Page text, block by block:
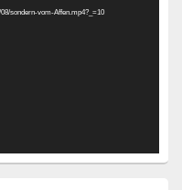
sondern-vom-Affen.mp4?_=10